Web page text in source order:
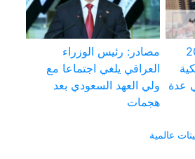
مقتل 20
عدة
مصادر: رئيس الوزراء
العراقي يلغي اجتماعا مع
ولي العهد السعودي بعد
هجمات
عالمية